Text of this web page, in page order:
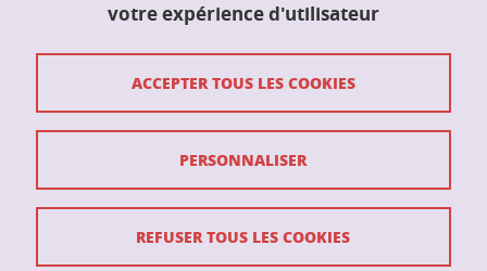
Mentions légales
Données personnelles
votre expérience d'utilisateur
ACCEPTER TOUS LES COOKIES
REFUSER TOUS LES COOKIES
PERSONNALISER